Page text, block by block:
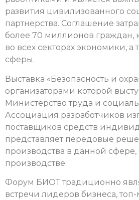
развития цивилизованного
партнерства. Соглашение
более 70 миллионов граждан,
во всех секторах экономики, а
сферы.
Выставка «Безопасность и
организаторами которой
Министерство труда и
Ассоциация разработчиков
поставщиков средств
представляет передовые
производства в данной сфере,
производстве.
Форум БИОТ традиционно
встречи лидеров бизнеса,